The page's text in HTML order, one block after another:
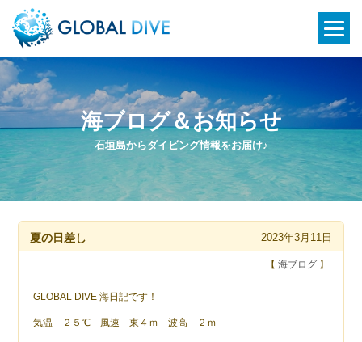
石垣島からダイビング情報をお届け♪
海ブログ＆お知らせ
夏の日差し 2023年3月11日
【 海ブログ】
GLOBAL DIVE 海日記です！
気温 ２５℃ 風速 東４ｍ 波高 ２ｍ